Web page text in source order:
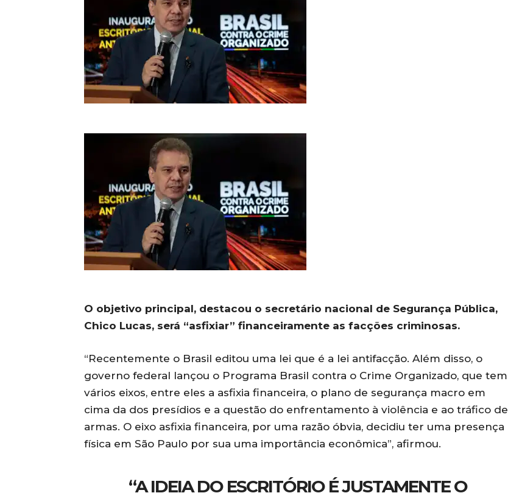
O objetivo principal, destacou o secretário nacional de Segurança Pública,
Chico Lucas, será “asfixiar” financeiramente as facções criminosas.
“Recentemente o Brasil editou uma lei que é a lei antifacção. Além disso, o
governo federal lançou o Programa Brasil contra o Crime Organizado, que tem
vários eixos, entre eles a asfixia financeira, o plano de segurança macro em
cima da dos presídios e a questão do enfrentamento à violência e ao tráfico de
armas. O eixo asfixia financeira, por uma razão óbvia, decidiu ter uma presença
física em São Paulo por sua uma importância econômica”, afirmou.
“A IDEIA DO ESCRITÓRIO É JUSTAMENTE O